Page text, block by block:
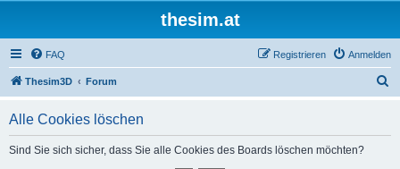
thesim.at
FAQ Anmelden
Registrieren
Thesim3D Forum
Alle Cookies löschen
Sind Sie sich sicher, dass Sie alle Cookies des Boards löschen möchten?